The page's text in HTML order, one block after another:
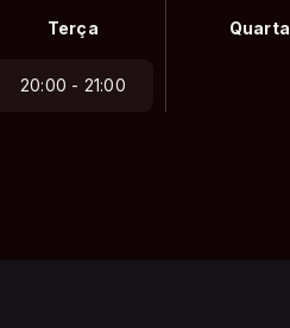
Terça
20:00 - 21:00
Quarta